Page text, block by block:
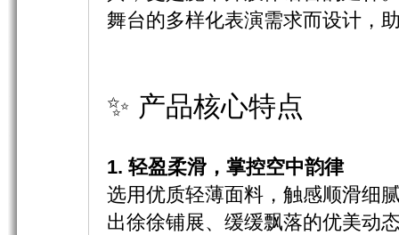
舞台的多样化表演需求而设计，
✨ 产品核心特点
1. 轻盈柔滑，掌控空中韵律
选用优质轻薄面料，触感顺滑细
出徐徐铺展、缓缓飘落的优美动